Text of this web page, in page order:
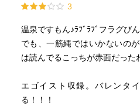
3
温泉ですもん♪ﾗﾌﾞﾗﾌﾞフラグび
でも、一筋縄ではいかないの
は読んでるこっちが赤面だった
エゴイスト収録。バレンタ
る！！！